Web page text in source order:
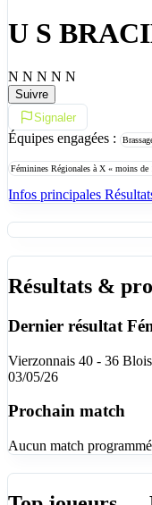
U S
N N N N N
Suivre
Signaler
Équipes engagées :
Féminines Régionales à X « moins
Infos principales
Résultats &
Dernier résultat
Vierzonnais 40 - 36 Blois
03/05/26
Prochain match
Aucun match programmé